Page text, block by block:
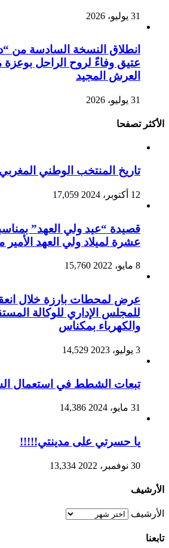
31 يوليو، 2026
انطلاق النسخة السادسة من
عتيق وفاءً لروح الراحل بوعزة
العرش المجيد
31 يوليو، 2026
الأكثر تصفحا
تاريخ المنتخب الوطني
12 أكتوبر، 2024 17,059
قصيدة “عيد ولي العهد”
عشرة لميلاد ولي العهد
8 مايو، 2022 15,760
عرض لمحطات بارزة خلال
للمجلس الإداري للوكالة
والكهرباء بمكناس
3 يوليو، 2023 14,529
تبعات الشطط في استعمال
31 مايو، 2024 14,386
يا حسرتي على مدينتي!!!!!
30 نوفمبر، 2022 13,334
الأرشيف
الأرشيف
تابعنا